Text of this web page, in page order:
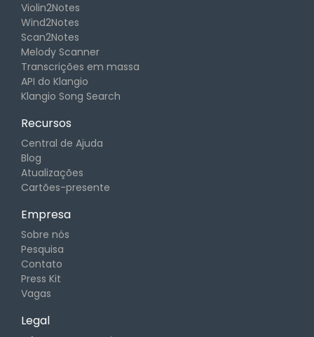
Violin2Notes
Wind2Notes
Scan2Notes
Melody Scanner
Transcrições em massa
API do Klangio
Klangio Song Search
Recursos
Central de Ajuda
Blog
Atualizações
Cartões-presente
Empresa
Sobre nós
Pesquisa
Contato
Press Kit
Vagas
Legal